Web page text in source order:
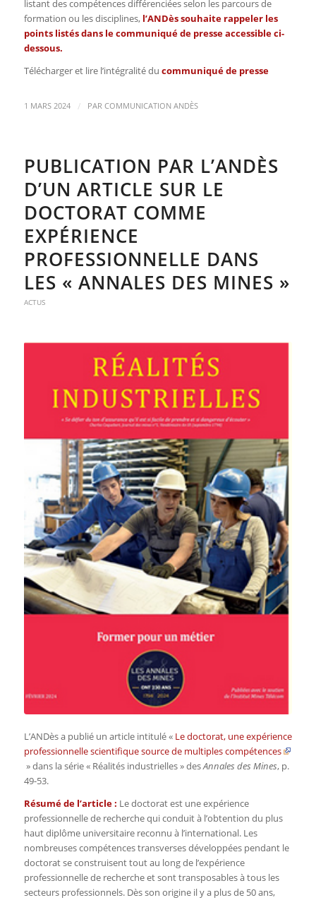
listant des compétences différenciées selon les parcours de
formation ou les disciplines,l’ANDès souhaite rappeler les
points listés dans le communiqué de presse accessible ci-
dessous.
Télécharger et lire l’intégralité du communiqué de presse
1 MARS 2024 / PAR COMMUNICATION ANDÈS
PUBLICATION PAR L’ANDÈS
D’UN ARTICLE SUR LE
DOCTORAT COMME
EXPÉRIENCE
PROFESSIONNELLE DANS
LES « ANNALES DES MINES »
ACTUS
L’ANDès a publié un article intitulé « Le doctorat, une expérience
professionnelle scientifique source de multiples compétences
» dans la série « Réalités industrielles » desAnnales des Mines, p.
49-53.
Résumé de l’article : Le doctorat est une expérience
professionnelle de recherche qui conduit à l’obtention du plus
haut diplôme universitaire reconnu à l’international. Les
nombreuses compétences transverses développées pendant le
doctorat se construisent tout au long de l’expérience
professionnelle de recherche et sont transposables à tous les
secteurs professionnels. Dès son origine il y a plus de 50 ans,